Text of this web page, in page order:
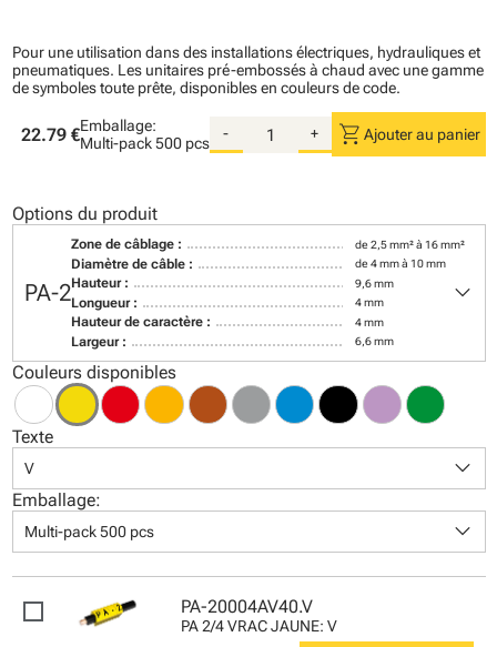
Pour une utilisation dans des installations électriques, hydrauliques et
pneumatiques. Les unitaires pré-embossés à chaud avec une gamme
de symboles toute prête, disponibles en couleurs de code.
22.79 €Emballage:
Multi-pack500 pcs
- + shopping_cart Ajouter au panier
Options du produit
PA-2
Zone de câblage : de 2,5 mm² à 16 mm²
Diamètre de câble : de 4 mm à 10 mm
Hauteur : 9,6 mm
Longueur : 4 mm
Hauteur de caractère : 4 mm
Largeur : 6,6 mm
keyboard_arrow_down
Couleurs disponibles
Texte
V keyboard_arrow_down
Emballage:
Multi-pack 500 pcs keyboard_arrow_down
PA-20004AV40.V
PA 2/4 VRAC JAUNE: V